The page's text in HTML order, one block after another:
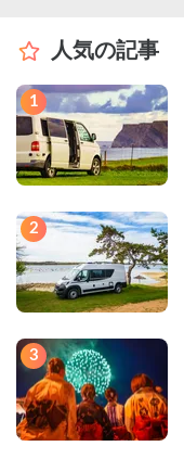
人気の記事
1
2
3